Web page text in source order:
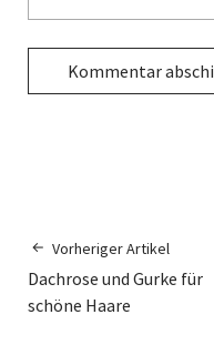
Vorheriger Artikel
Dachrose und Gurke für
schöne Haare